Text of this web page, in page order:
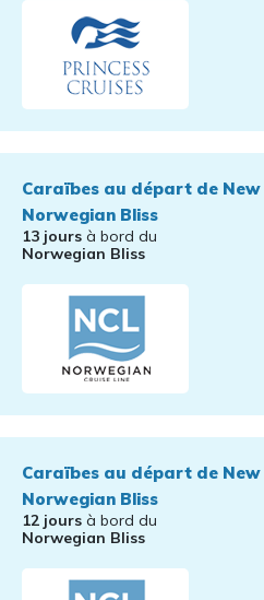
Caraïbes au départ de
Norwegian Bliss
13 jours à bord du
Norwegian Bliss
Caraïbes au départ de
Norwegian Bliss
12 jours à bord du
Norwegian Bliss